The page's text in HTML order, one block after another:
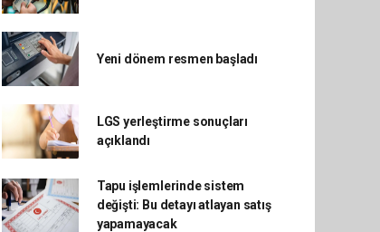
Yeni dönem resmen başladı
LGS yerleştirme sonuçları
açıklandı
Tapu işlemlerinde sistem
değişti: Bu detayı atlayan satış
yapamayacak